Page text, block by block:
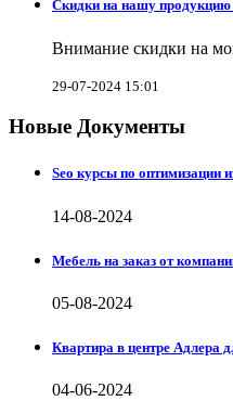
Скидки на нашу продукцию
Внимание скидки на
29-07-2024 15:01
Новые Документы
Seo курсы по оптимизации
14-08-2024
Мебель на заказ от
05-08-2024
Квартира в центре Адлера
04-06-2024